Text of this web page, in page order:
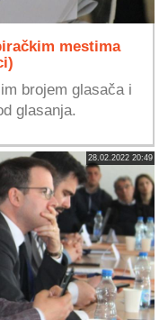
mestima
brojem glasača i
glasanja.
28.02.2022 20:49